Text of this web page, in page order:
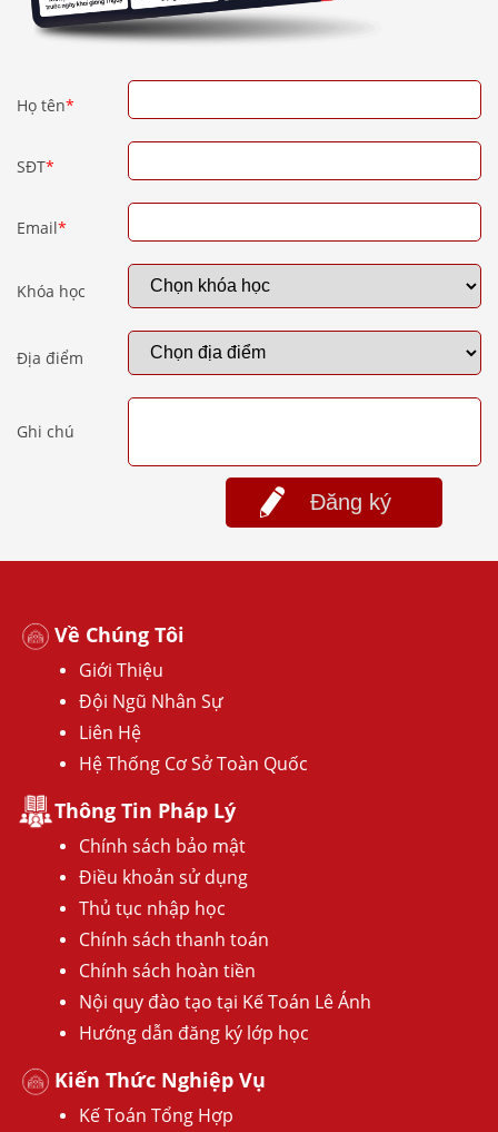
Họ tên*
SĐT*
Email*
Khóa học
Địa điểm
Ghi chú
Đăng ký
Về Chúng Tôi
Giới Thiệu
Đội Ngũ Nhân Sự
Liên Hệ
Hệ Thống Cơ Sở Toàn Quốc
Thông Tin Pháp Lý
Chính sách bảo mật
Điều khoản sử dụng
Thủ tục nhập học
Chính sách thanh toán
Chính sách hoàn tiền
Nội quy đào tạo tại Kế Toán Lê Ánh
Hướng dẫn đăng ký lớp học
Kiến Thức Nghiệp Vụ
Kế Toán Tổng Hợp